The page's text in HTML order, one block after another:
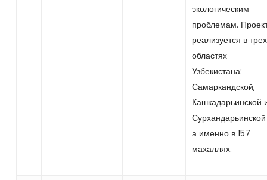
экологическим
проблемам.
реализуется в трех
областях
Узбекистана:
Самаркандской,
Кашкадарьинской
а именно в 157
махаллях.